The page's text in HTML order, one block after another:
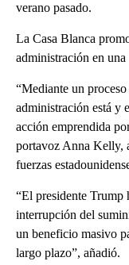
verano pasado.
La Casa Blanca
administración en
“Mediante un
administración está y
acción emprendida
portavoz Anna Kelly,
fuerzas
“El presidente Trump
interrupción del
un beneficio masivo
largo plazo”, añadió.